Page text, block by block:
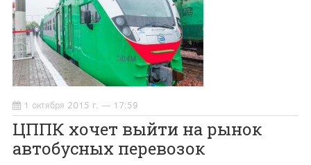
1 октября 2015 г. — 17:59
ЦППК хочет выйти на рынок
автобусных перевозок